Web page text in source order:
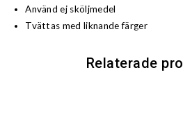
Använd ej sköljmedel
Tvättas med liknande färger
Relaterade